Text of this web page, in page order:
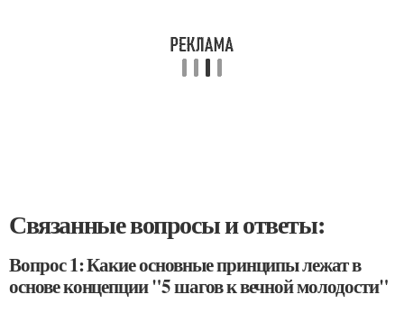
Связанные вопросы и ответы:
Вопрос 1: Какие основные принципы лежат в
основе концепции "5 шагов к вечной молодости"